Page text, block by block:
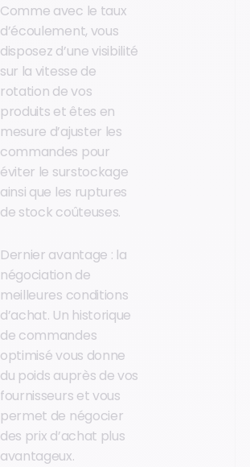
Comme avec le taux
d’écoulement, vous
disposez d’une visibilité
sur la vitesse de
rotation de vos
produits et êtes en
mesure d’ajuster les
commandes pour
éviter le surstockage
ainsi que les ruptures
de stock coûteuses.
Dernier avantage : la
négociation de
meilleures conditions
d’achat. Un historique
de commandes
optimisé vous donne
du poids auprès de vos
fournisseurs et vous
permet de négocier
des prix d’achat plus
avantageux.